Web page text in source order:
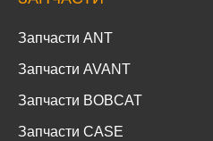
Запчасти ANT
Запчасти AVANT
Запчасти BOBCAT
Запчасти CASE